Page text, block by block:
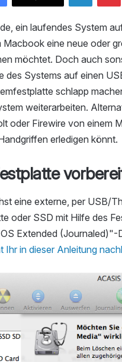
ein laufendes System
Macbook eine neue oder
möchtet. Doch auch
des Systems auf einen
schlapp
weiterarbeiten.
oder Firewire von einem
erledigen könnt.
eine externe, per USB/
oder SSD mit Hilfe des
Extended (Journaled)"-
Ihr in dieser Anleitung